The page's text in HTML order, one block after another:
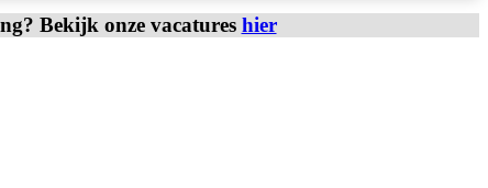
Bekijk onze vacatures hier